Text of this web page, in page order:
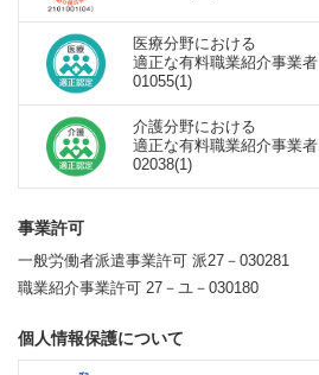
医療分野における
適正な有料職業紹介事業者
01055(1)
介護分野における
適正な有料職業紹介事業者
02038(1)
事業許可
一般労働者派遣事業許可 派27－030281
職業紹介事業許可 27－ユ－030180
個人情報保護について